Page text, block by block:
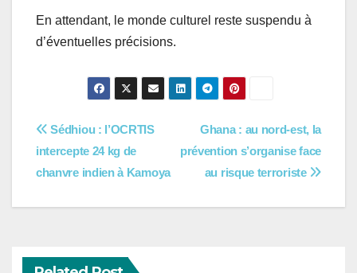
En attendant, le monde culturel reste suspendu à
d’éventuelles précisions.
Navigation
de
l’article
Ghana : au nord-est, la
prévention s’organise face
au risque terroriste
Sédhiou : l’OCRTIS
intercepte 24 kg de
chanvre indien à Kamoya